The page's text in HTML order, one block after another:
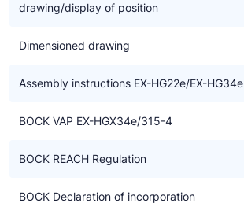
drawing/display of position
Dimensioned drawing
Assembly instructions EX-HG22e/EX-HG34e
BOCK VAP EX-HGX34e/315-4
BOCK REACH Regulation
BOCK Declaration of incorporation